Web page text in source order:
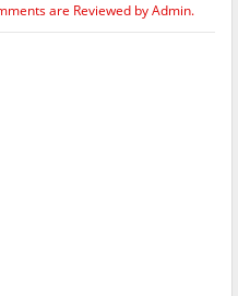
are Reviewed by Admin.